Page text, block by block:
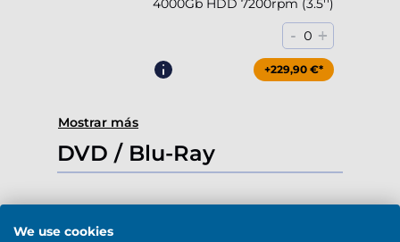
4000Gb HDD 7200rpm (3.5'')
- 0 +
+229,90 €*
Mostrar más
DVD / Blu-Ray
We use cookies